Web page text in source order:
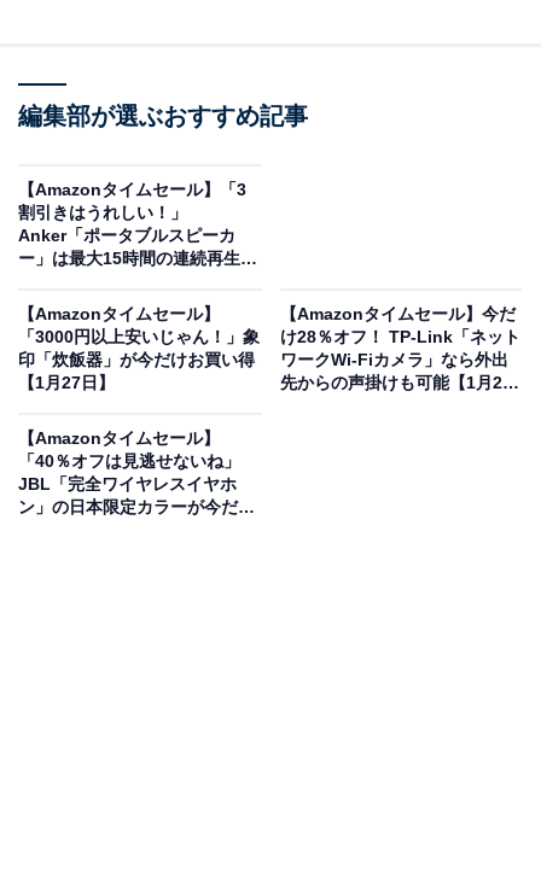
かる」「必要十分な機能が備わっており、使いやすい」
といった声が寄せられています。
編集部が選ぶおすすめ記事
【Amazonタイムセール】「3
割引きはうれしい！」
Anker「ポータブルスピーカ
ー」は最大15時間の連続再生が
【Amazonタイムセール】
「3000円以上安いじゃん！」象
印「炊飯器」が今だけお買い得
【1月27日】
【Amazonタイムセール】今だ
け28％オフ！ TP-Link「ネット
ワークWi-Fiカメラ」なら外出
先からの声掛けも可能【1月27
【Amazonタイムセール】
「40％オフは見逃せないね」
JBL「完全ワイヤレスイヤホ
ン」の日本限定カラーが今だけ